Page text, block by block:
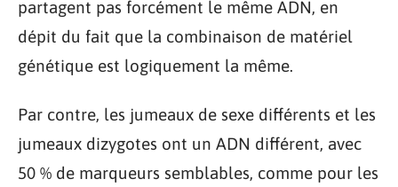
partagent pas forcément le même ADN, en
dépit du fait que la combinaison de matériel
génétique est logiquement la même.
Par contre, les jumeaux de sexe différents et les
jumeaux dizygotes ont un ADN différent, avec
50 % de marqueurs semblables, comme pour les